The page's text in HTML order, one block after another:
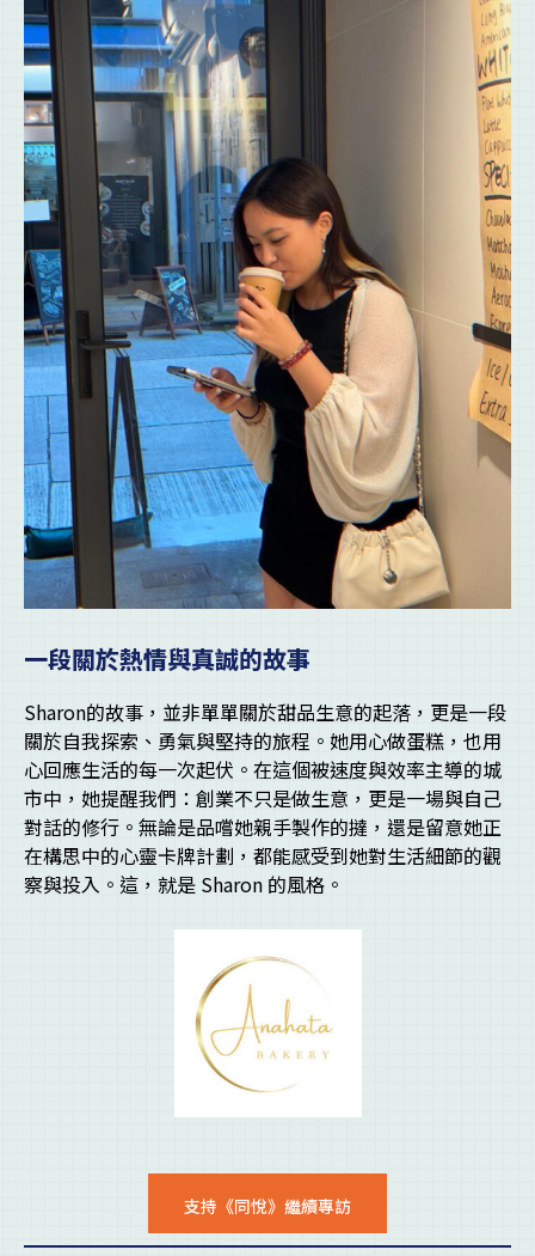
一段關於熱情與真誠的故事
Sharon的故事，並非單單關於甜品生意的起落，更是一段
關於自我探索、勇氣與堅持的旅程。她用心做蛋糕，也用
心回應生活的每一次起伏。在這個被速度與效率主導的城
市中，她提醒我們：創業不只是做生意，更是一場與自己
對話的修行。無論是品嚐她親手製作的撻，還是留意她正
在構思中的心靈卡牌計劃，都能感受到她對生活細節的觀
察與投入。這，就是 Sharon 的風格。
支持《同悅》繼續專訪